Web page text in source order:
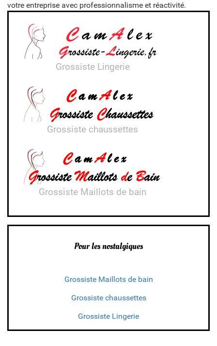
votre entreprise avec professionnalisme et réactivité.
Grossiste Lingerie
Grossiste chaussettes
Grossiste Maillots de bain
Pour les nostalgiques
Grossiste Maillots de bain
Grossiste chaussettes
Grossiste Lingerie